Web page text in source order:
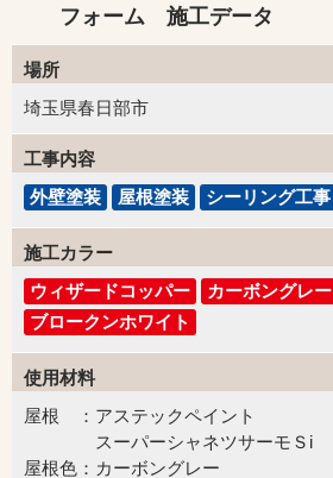
フォーム 施工データ
場所
埼玉県春日部市
工事内容
外壁塗装
屋根塗装 シーリング工事
施工カラー
ウィザードコッパー
カーボングレー
ブロークンホワイト
使用材料
屋根 ：アステックペイント
スーパーシャネツサーモＳi
屋根色：カーボングレー